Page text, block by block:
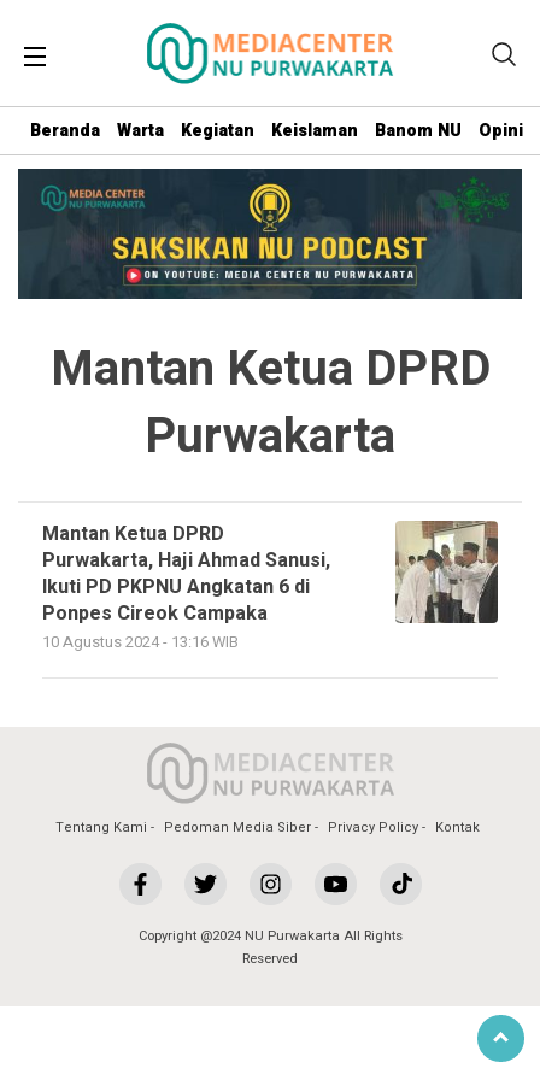
Beranda Warta Kegiatan Keislaman Banom NU Opini
Mantan Ketua DPRD
Purwakarta
Mantan Ketua DPRD
Purwakarta, Haji Ahmad Sanusi,
Ikuti PD PKPNU Angkatan 6 di
Ponpes Cireok Campaka
10 Agustus 2024 - 13:16 WIB
Tentang Kami Pedoman Media Siber Privacy Policy Kontak
Copyright @2024 NU Purwakarta All Rights
Reserved